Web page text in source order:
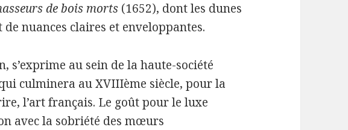
de bois morts (1652), dont les dunes
nuances claires et enveloppantes.
s’exprime au sein de la haute-société
culminera au XVIIIème siècle, pour la
l’art français. Le goût pour le luxe
avec la sobriété des mœurs